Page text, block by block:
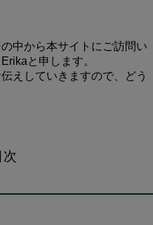
中から本サイトにご訪問い
と申します。
えしていきますので、どう
次